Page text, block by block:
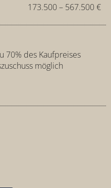
173.500 – 567.500 €
70% des Kaufpreises
möglich